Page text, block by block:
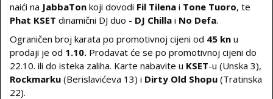
naići na JabbaTon koji dovodi Fil Tilena i Tone Tuoro, te
Phat KSET dinamični DJ duo - DJ Chilla i No Defa.
Ograničen broj karata po promotivnoj cijeni od 45 kn u
prodaji je od 1.10. Prodavat će se po promotivnoj cijeni do
22.10. ili do isteka zaliha. Karte nabavite u KSET-u (Unska 3),
Rockmarku (Berislavićeva 13) i Dirty Old Shopu (Tratinska
22).